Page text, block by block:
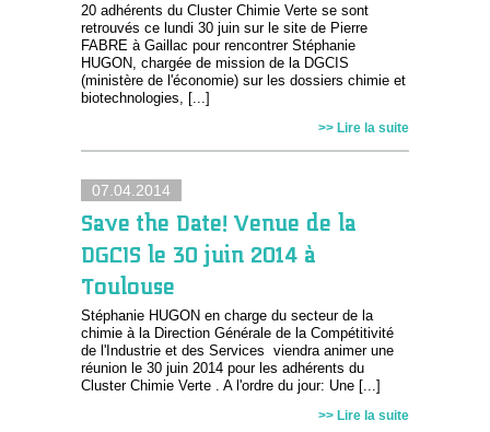
20 adhérents du Cluster Chimie Verte se sont
retrouvés ce lundi 30 juin sur le site de Pierre
FABRE à Gaillac pour rencontrer Stéphanie
HUGON, chargée de mission de la DGCIS
(ministère de l'économie) sur les dossiers chimie et
biotechnologies, [...]
>> Lire la suite
07.04.2014
Save the Date! Venue de la
DGCIS le 30 juin 2014 à
Toulouse
Stéphanie HUGON en charge du secteur de la
chimie à la Direction Générale de la Compétitivité
de l'Industrie et des Services viendra animer une
réunion le 30 juin 2014 pour les adhérents du
Cluster Chimie Verte . A l'ordre du jour: Une [...]
>> Lire la suite